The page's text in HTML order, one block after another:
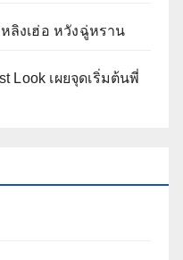
ลิงเฮ่อ หวังฉู่หราน
Look เผยจุดเริ่มต้นพี่